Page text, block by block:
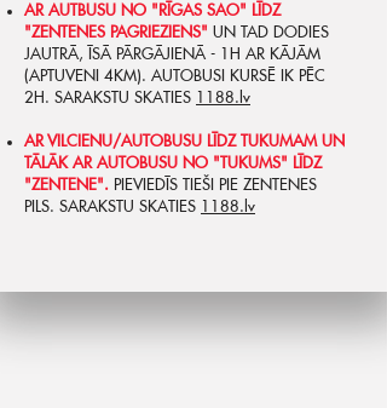
AR AUTBUSU NO "RĪGAS SAO" LĪDZ
"ZENTENES PAGRIEZIENS" UN TAD DODIES
JAUTRĀ, ĪSĀ PĀRGĀJIENĀ - 1H AR KĀJĀM
(APTUVENI 4KM). AUTOBUSI KURSĒ IK PĒC
2H. SARAKSTU SKATIES 1188.lv
AR VILCIENU/AUTOBUSU LĪDZ TUKUMAM UN
TĀLĀK AR AUTOBUSU NO "TUKUMS" LĪDZ
"ZENTENE". PIEVIEDĪS TIEŠI PIE ZENTENES
PILS. SARAKSTU SKATIES 1188.lv